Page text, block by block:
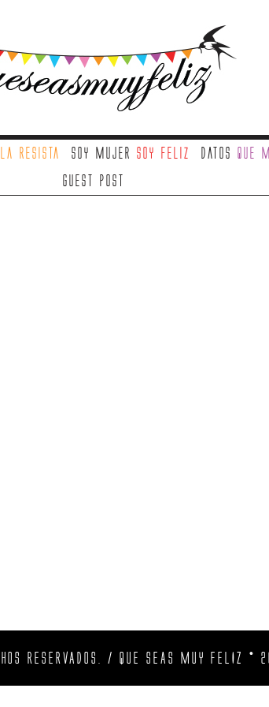
la resista Soy mujer soy feliz Datos que
Guest Post
RESERVADOS. / QUE SEAS MUY FELIZ ©